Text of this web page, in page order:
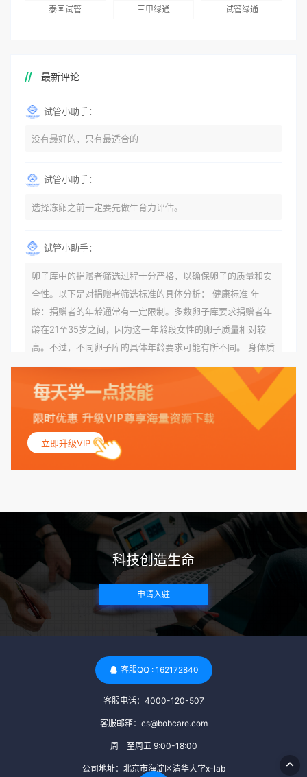
泰国试管 三甲绿通 试管绿通
最新评论
试管小助手：
没有最好的，只有最适合的
试管小助手：
选择冻卵之前一定要先做生育力评估。
试管小助手：
卵子库中的捐赠者筛选过程十分严格，以确保卵子的质量和安
全性。以下是对捐赠者筛选标准的具体分析： 健康标准 年
龄：捐赠者的年龄通常有一定限制。多数卵子库要求捐赠者年
龄在21至35岁之间，因为这一年龄段女性的卵子质量相对较
高。不过，不同卵子库的具体年龄要求可能有所不同。 身体质
量指数（BMI）：捐赠者的BMI通常需要在正常范围内，以确
保其身体健康状况良好。过高的BMI可能与多种健康问题相关
联，包括不孕症和妊娠并发症。 生殖健康：捐赠者需要有规律
的月经期，无生殖障碍或异常问题。此外，还需要进行详细的
妇科检查，以确保其生殖系统的健康。 遗传病史与家族病史：
捐赠者及其家庭成员需要无严重的遗传病史、精神病史和传染
病史。这通常需要通过基因检测、家族史调查和医疗记录审查
带任何可传染给受卵者的病原体。 药物与生活习惯：捐赠者需
要是非尼古丁使用者、非吸烟者、非吸毒者，并且未使用可能
影响卵子质量的药物，如某些精神药物和避孕植入物。 学历与
心理标准 学历要求：部分卵子库对捐赠者的学历有一定要求，
但这并非普遍标准。一些卵子库可能更倾向于选择受过高等教
育的女性作为捐赠者，但这并不是绝对的筛选条件。 心理状态
评估：捐赠者需要进行心理状态评估，以确定其对捐赠过程的
于确保捐赠者在捐赠过程中保持积极的心态，并理解其捐赠行
为的意义。 其他标准 责任心与沟通能力：由于捐卵过程的时
间不确定性，捐赠者需要有责任心，善于沟通，并尊重预约和
时间表。这有助于确保捐赠周期的顺利进行，并保障受卵者的
立即升级VIP
科技创造生命
申请入驻
客服QQ : 162172840
客服电话：4000-120-507
客服邮箱：cs@bobcare.com
周一至周五 9:00-18:00
公司地址：北京市海淀区清华大学x-lab